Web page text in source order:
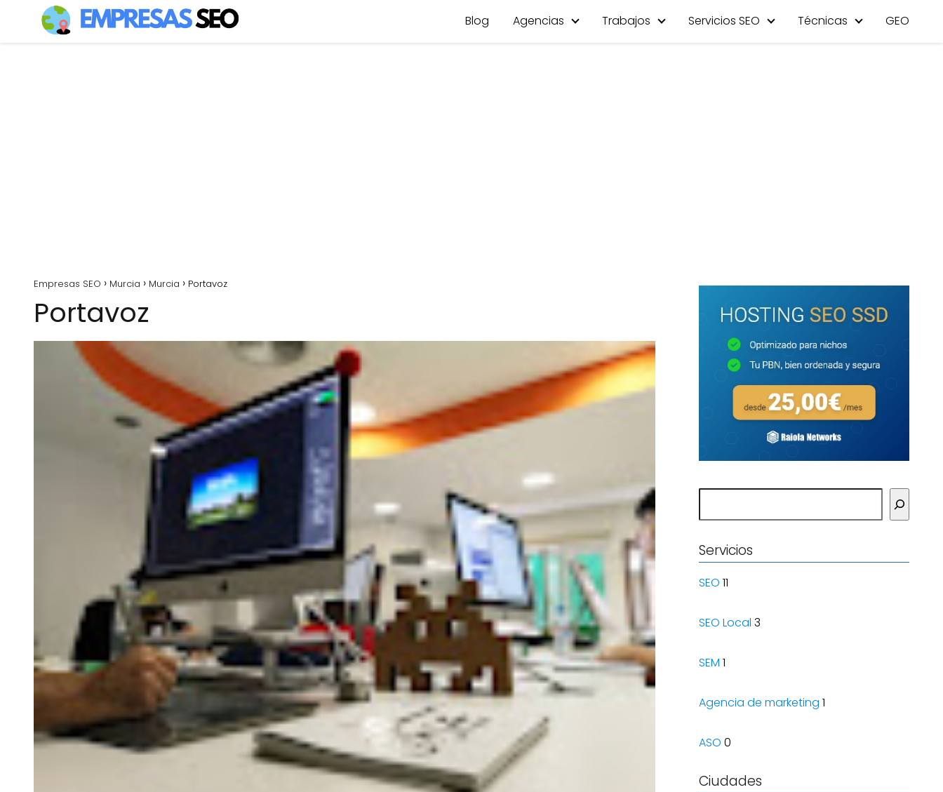
Blog Agencias Trabajos Servicios SEO Técnicas GEO
Empresas SEO Murcia Murcia Portavoz
Portavoz
Servicios
SEO 11
SEO Local 3
SEM 1
Agencia de marketing 1
ASO 0
Ciudades